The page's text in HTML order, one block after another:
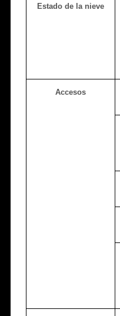
Estado de la nieve
Accesos